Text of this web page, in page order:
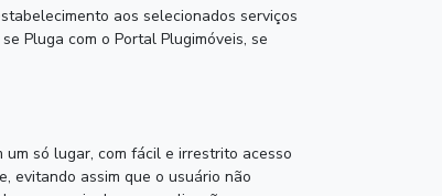
aos selecionados serviços
Pluga com o Portal Plugimóveis, se
um só lugar, com fácil e irrestrito acesso
evitando assim que o usuário não